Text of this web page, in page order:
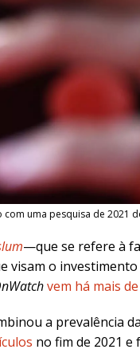
uma pesquisa de 2021
—que se refere à
visam o
vem há mais
a prevalência
no fim de 2021